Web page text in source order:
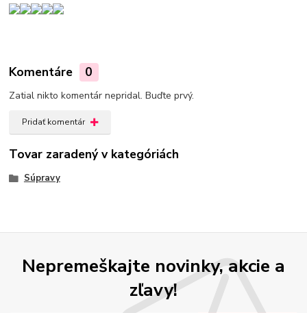
Komentáre 0
Zatial nikto komentár nepridal. Buďte prvý.
Pridať komentár
Tovar zaradený v kategóriách
Súpravy
Nepremeškajte novinky, akcie a
zľavy!